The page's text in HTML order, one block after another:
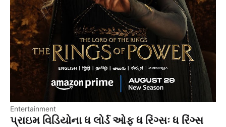
Entertainment
પ્રાઇમ વિડિયોના ધ લોર્ડ ઓફ ધ રિંગ્સઃ ધ રિંગ્સ